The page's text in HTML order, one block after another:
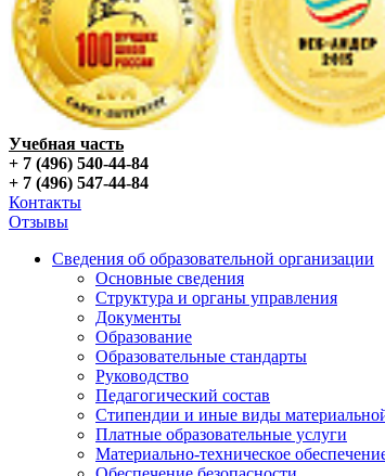
Учебная часть
+ 7 (496) 540-44-84
+ 7 (496) 547-44-84
Контакты
Отзывы
Сведения об образовательной организации
Основные сведения
Структура и органы управления
Документы
Образование
Образовательные стандарты
Руководство
Педагогический состав
Стипендии и иные виды
Платные образовательные услуги
Материально-техническое